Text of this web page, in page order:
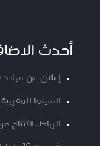
أحدث
إعلان عن
السينما
الرباط.. افتتاح